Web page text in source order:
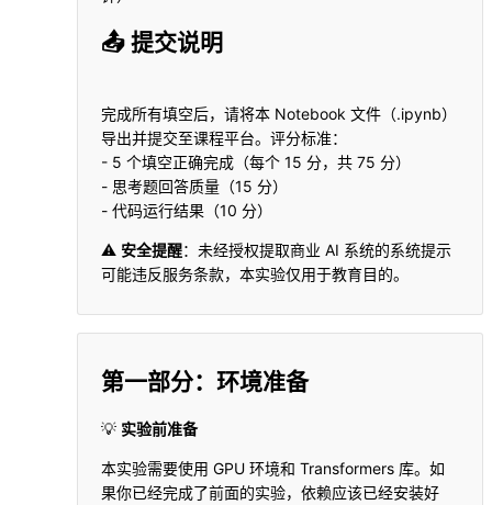
📤 提交说明
完成所有填空后，请将本 Notebook 文件（.ipynb）
导出并提交至课程平台。评分标准：
- 5 个填空正确完成（每个 15 分，共 75 分）
- 思考题回答质量（15 分）
- 代码运行结果（10 分）
⚠️ 安全提醒：未经授权提取商业 AI 系统的系统提示
可能违反服务条款，本实验仅用于教育目的。
第一部分：环境准备
💡 实验前准备
本实验需要使用 GPU 环境和 Transformers 库。如
果你已经完成了前面的实验，依赖应该已经安装好